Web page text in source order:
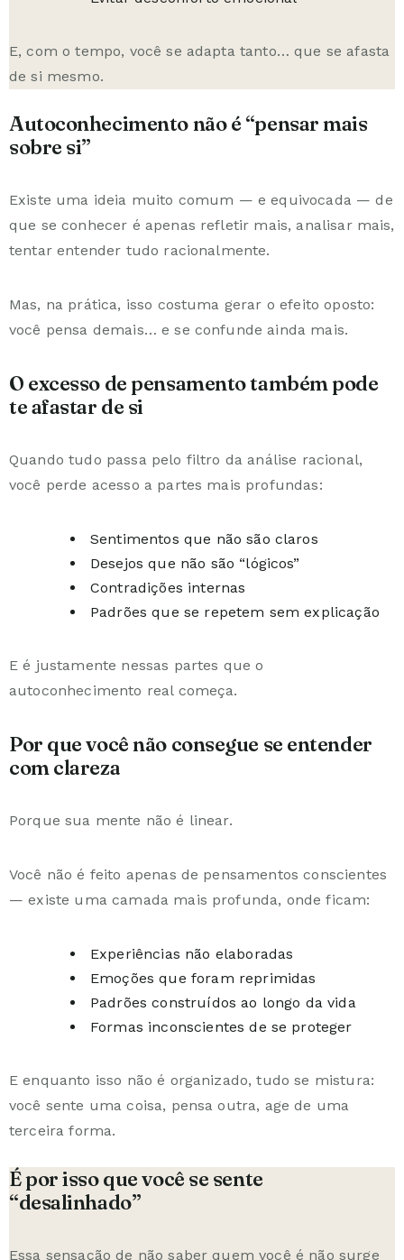
E, com o tempo, você se adapta tanto… que se afasta
de si mesmo.
Autoconhecimento não é “pensar mais
sobre si”
Existe uma ideia muito comum — e equivocada — de
que se conhecer é apenas refletir mais, analisar mais,
tentar entender tudo racionalmente.
Mas, na prática, isso costuma gerar o efeito oposto:
você pensa demais… e se confunde ainda mais.
O excesso de pensamento também pode
te afastar de si
Quando tudo passa pelo filtro da análise racional,
você perde acesso a partes mais profundas:
Sentimentos que não são claros
Desejos que não são “lógicos”
Contradições internas
Padrões que se repetem sem explicação
E é justamente nessas partes que o
autoconhecimento real começa.
Por que você não consegue se entender
com clareza
Porque sua mente não é linear.
Você não é feito apenas de pensamentos conscientes
— existe uma camada mais profunda, onde ficam:
Experiências não elaboradas
Emoções que foram reprimidas
Padrões construídos ao longo da vida
Formas inconscientes de se proteger
E enquanto isso não é organizado, tudo se mistura:
você sente uma coisa, pensa outra, age de uma
terceira forma.
É por isso que você se sente
“desalinhado”
Essa sensação de não saber quem você é não surge